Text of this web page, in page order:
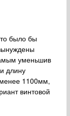
было бы
уменьшив
длину
1100мм,
винтовой